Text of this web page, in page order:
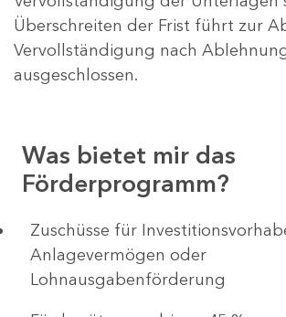
Überschreiten der Frist führt zur
Vervollständigung nach
ausgeschlossen.
Was bietet mir das
Förderprogramm?
​​​​​​Zuschüsse für
Anlagevermögen oder
Lohnausgabenförderung